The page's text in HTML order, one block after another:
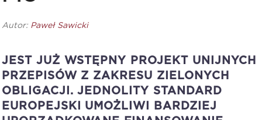
Autor: Paweł Sawicki
JEST JUŻ WSTĘPNY PROJEKT UNIJNYCH
PRZEPISÓW Z ZAKRESU ZIELONYCH
OBLIGACJI. JEDNOLITY STANDARD
EUROPEJSKI UMOŻLIWI BARDZIEJ